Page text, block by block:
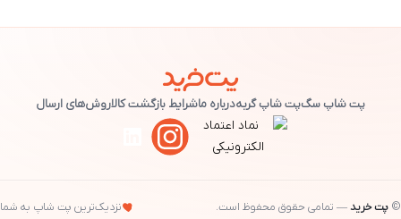
پت شاپ سگپت شاپ گربهدرباره ماشرایط بازگشت کالاروش‌های ارسال
© پت خرید— تمامی حقوق محفوظ است. نزدیک‌ترین پت شاپ به شما